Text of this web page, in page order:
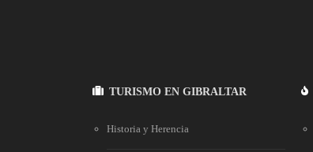
TURISMO EN GIBRALTAR
Historia y Herencia